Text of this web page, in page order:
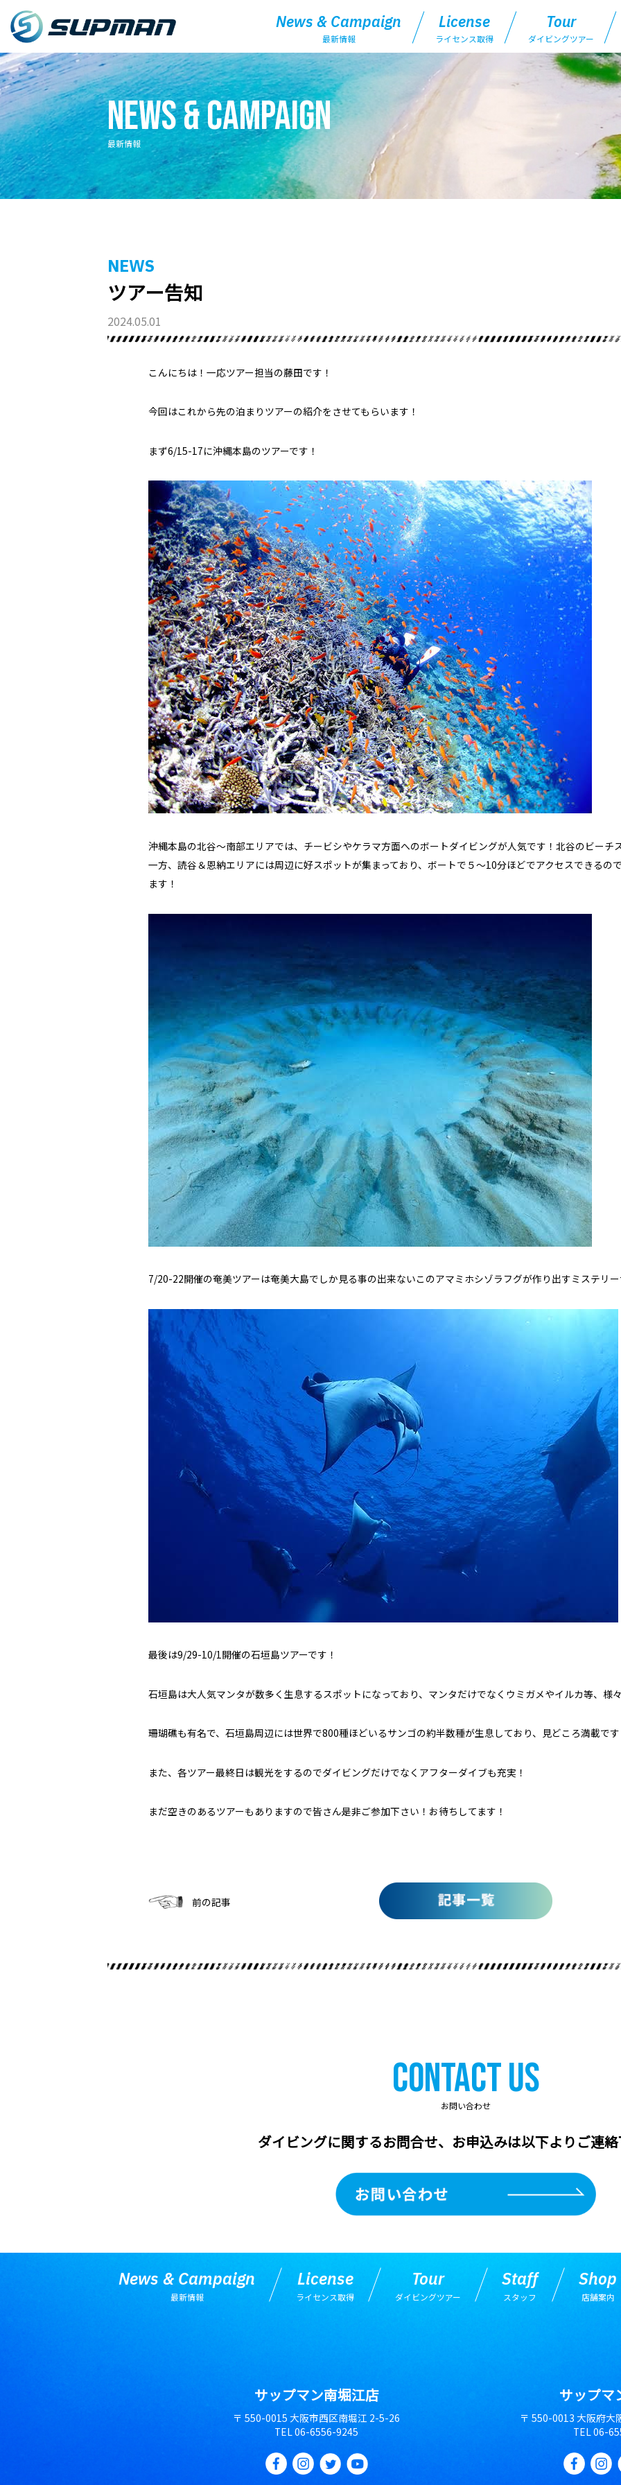
News & Campaign
最新情報
License
ライセンス取得
Tour
ダイビングツアー
最新情報
スタッフ 店舗案内
お問い合わせ オンラインストア
News & Campaign
最新情報
NEWS
ツアー告知
2024.05.01
こんにちは！一応ツアー担当の藤田です！
今回はこれから先の泊まりツアーの紹介をさせてもらいます！
まず6/15-17に沖縄本島のツアーです！
沖縄本島の北谷～南部エリアでは、チービシやケラマ方面へのボートダイビングが人気です！北谷のビーチ
一方、読谷＆恩納エリアには周辺に好スポットが集まっており、ボートで５～10分ほどでアクセスできるの
ます！
7/20-22開催の奄美ツアーは奄美大島でしか見る事の出来ないこのアマミホシゾラフグが作り出すミステリー
最後は9/29-10/1開催の石垣島ツアーです！
石垣島は大人気マンタが数多く生息するスポットになっており、マンタだけでなくウミガメやイルカ等、様
珊瑚礁も有名で、石垣島周辺には世界で800種ほどいるサンゴの約半数種が生息しており、見どころ満載です
また、各ツアー最終日は観光をするのでダイビングだけでなくアフターダイブも充実！
まだ空きのあるツアーもありますので皆さん是非ご参加下さい！お待ちしてます！
前の記事
Contact Us
お問い合わせ
ダイビングに関するお問合せ、 お申込みは以下よりご連絡
News & Campaign
最新情報
License
ライセンス取得
Tour
ダイビングツアー
Staff
スタッフ
Shop
店舗案内
サップマン南堀江店
〒 550-0015 大阪市西区南堀江 2-5-26
TEL06-6556-9245
サップマ
〒 550-0013 大阪府
TEL06-